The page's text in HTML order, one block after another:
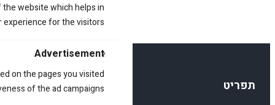
website which helps in
for the visitors.
Advertisement
on the pages you visited
of the ad campaigns.
תפריט